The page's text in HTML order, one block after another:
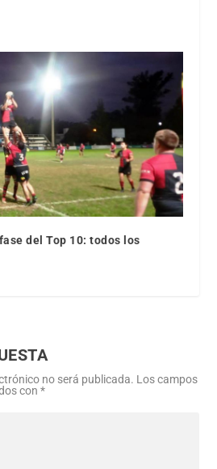
del Top 10: todos los
no será publicada. Los campos
con*